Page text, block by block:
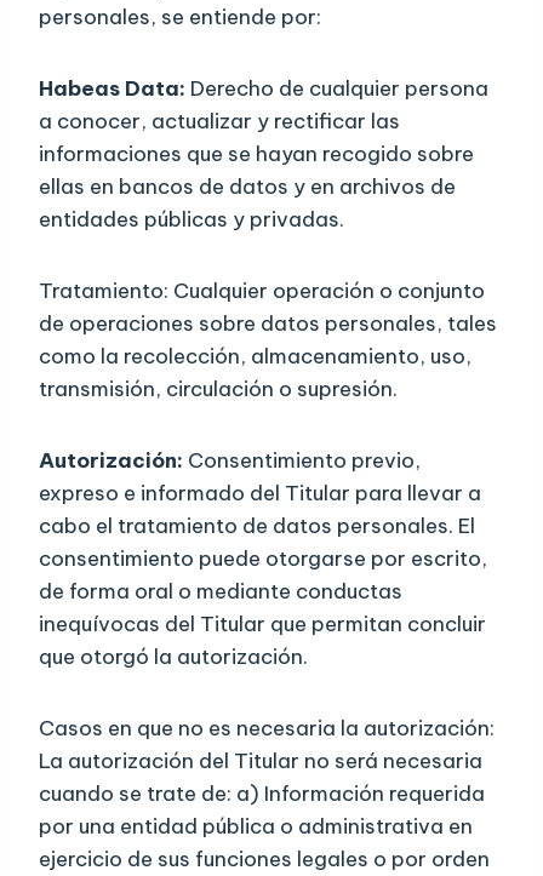
personales, se entiende por:
Habeas Data: Derecho de cualquier persona
a conocer, actualizar y rectificar las
informaciones que se hayan recogido sobre
ellas en bancos de datos y en archivos de
entidades públicas y privadas.
Tratamiento: Cualquier operación o conjunto
de operaciones sobre datos personales, tales
como la recolección, almacenamiento, uso,
transmisión, circulación o supresión.
Autorización: Consentimiento previo,
expreso e informado del Titular para llevar a
cabo el tratamiento de datos personales. El
consentimiento puede otorgarse por escrito,
de forma oral o mediante conductas
inequívocas del Titular que permitan concluir
que otorgó la autorización.
Casos en que no es necesaria la autorización:
La autorización del Titular no será necesaria
cuando se trate de: a) Información requerida
por una entidad pública o administrativa en
ejercicio de sus funciones legales o por orden